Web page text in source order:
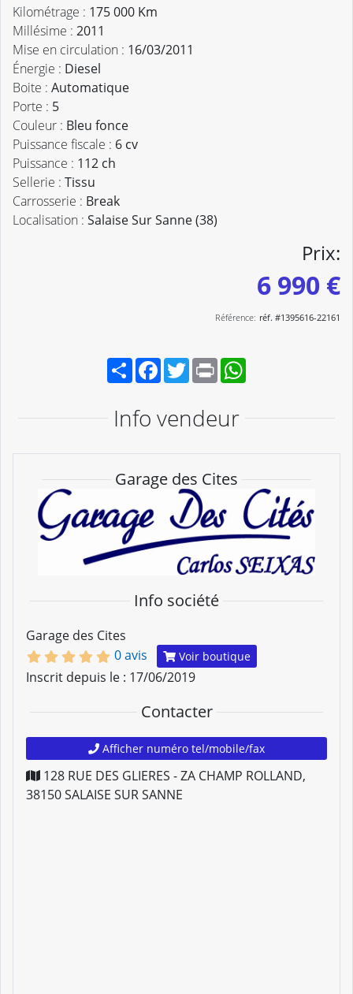
Kilométrage : 175 000 Km
Millésime : 2011
Mise en circulation : 16/03/2011
Énergie : Diesel
Boite : Automatique
Porte : 5
Couleur : Bleu fonce
Puissance fiscale : 6 cv
Puissance : 112 ch
Sellerie : Tissu
Carrosserie : Break
Localisation : Salaise Sur Sanne (38)
Prix:
6 990 €
Référence: réf. #1395616-22161
PartagerFacebook
TwitterPrint
Info vendeur
Garage des Cites
Info société
Garage des Cites
0 avis
Voir boutique
Inscrit depuis le : 17/06/2019
Contacter
Afficher numéro tel/mobile/fax
128 RUE DES GLIERES - ZA CHAMP ROLLAND,
38150SALAISE SUR SANNE